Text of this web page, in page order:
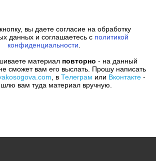
вы даете согласие на обработку
данных и соглашаетесь c политикой
конфиденциальности
материал повторно - на данный
сможет вам его выслать. Прошу написать
, в Телеграм или Вконтакте -
вам туда материал вручную.